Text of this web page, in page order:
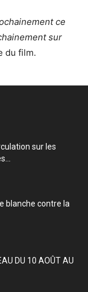
ce
sur
du film.
sur les
blanche contre la
DU 10 AOÛT AU